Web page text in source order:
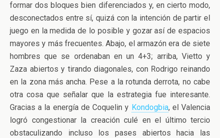
formar dos bloques bien diferenciados y, en cierto modo,
desconectados entre sí, quizá con la intención de partir el
juego en la medida de lo posible y gozar así de espacios
mayores y más frecuentes. Abajo, el armazón era de siete
hombres que se ordenaban en un 4+3; arriba, Vietto y
Zaza abiertos y tirando diagonales, con Rodrigo reinando
en la zona más ancha. Pese a la rotunda derrota, no cabe
otra cosa que señalar que la estrategia fue interesante.
Gracias a la energía de Coquelin y Kondogbia, el Valencia
logró congestionar la creación culé en el último tercio
obstaculizando incluso los pases abiertos hacia las